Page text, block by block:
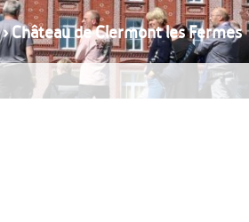
›Château de Clermont les Fermes